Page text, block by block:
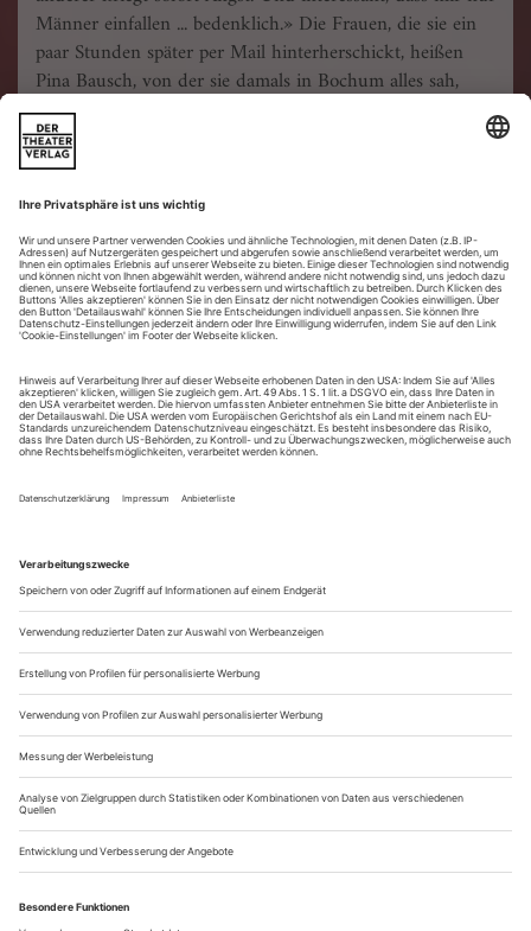
Männer einfallen ... bedenklich.» Die Frauen, die sie ein
paar Stunden später per Mail hinterherschickt, heißen
Pina Bausch, von der sie damals in Bochum alles sah,
Meg Stuart, die ihr schon an der Volksbühne begegnete,
Marina Abramovic ...
anderes vorstellen könnte als deutsches Stadttheater. Sie
wünscht sich «mehr Mut zum Scheitern, Reibung,
künstlerische Partnerschaften. Wo geht es weiter, wie
treibt man sich». Sie selbst guckt sich vor allem in der
Freien Szene um, sehr viel Tanz, sehr viel im HAU. Da,
des künstlerischen Prozesses ist». Wenn sie «von den
Strukturen vollständig erdrückt würde», wäre die Freie
Szene möglicherweise eine Alternative.
Zur Zeit ist Linda Pöppel am DT in Heiner Müllers
schwer, sich Linda Pöppel, die schüchterne Autonome, in
fernerer Zukunft als Umsiedlerin an ganz andere Orte, in
ganz andere Produktionsformen vorzustellen.
«Die Umsiedlerin» am 6., 14., 20. Mai 2019 im DT.
Zur Rezension.
den YouTube Video-Service zu laden!
um Videoinhalte einzubetten. Dieser Service kann